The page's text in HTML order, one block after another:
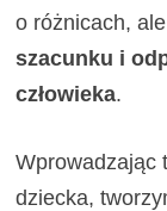
o różnicach,
szacunku i
człowieka.
Wprowadzając
dziecka,